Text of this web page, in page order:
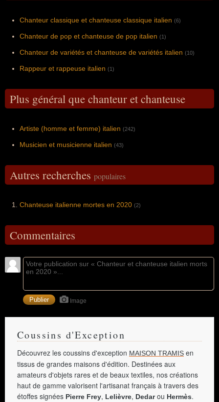
Chanteur classique et chanteuse classique italien (6)
Chanteur de pop et chanteuse de pop italien (1)
Chanteur de variétés et chanteuse de variétés italien (10)
Rappeur et rappeuse italien (1)
Plus général que chanteur et chanteuse
Artiste (homme et femme) italien (242)
Musicien et musicienne italien (43)
Autres recherches populaires
Chanteuse italienne mortes en 2020 (2)
Commentaires
Image
Coussins d'Exception
Découvrez les coussins d'exception MAISON TRAMIS en
tissus de grandes maisons d'édition. Destinées aux
amateurs d'objets rares et de beaux textiles, nos créations
haut de gamme valorisent l'artisanat français à travers des
étoffes signées Pierre Frey, Lelièvre, Dedarou Hermès.